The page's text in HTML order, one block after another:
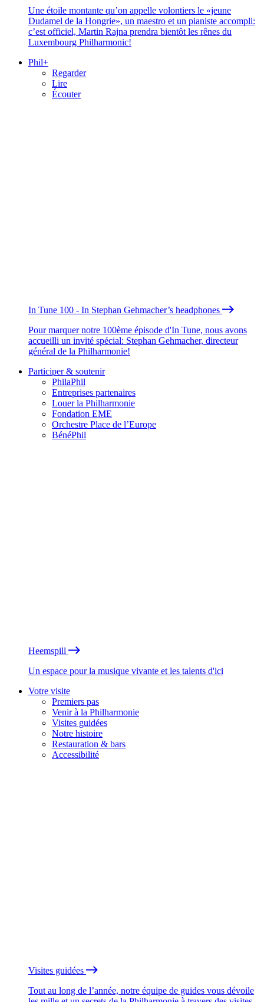
Une étoile montante qu’on appelle volontiers le «jeune
Dudamel de la Hongrie», un maestro et un pianiste accompli:
c’est officiel, Martin Rajna prendra bientôt les rênes du
Luxembourg Philharmonic!
Phil+
Regarder
Lire
Écouter
In Tune 100 - In Stephan Gehmacher’s headphones
Pour marquer notre 100ème épisode d'In Tune, nous avons
accueilli un invité spécial: Stephan Gehmacher, directeur
général de la Philharmonie!
Participer & soutenir
PhilaPhil
Entreprises partenaires
Louer la Philharmonie
Fondation EME
Orchestre Place de l’Europe
BénéPhil
Heemspill
Un espace pour la musique vivante et les talents d'ici
Votre visite
Premiers pas
Venir à la Philharmonie
Visites guidées
Notre histoire
Restauration & bars
Accessibilité
Visites guidées
Tout au long de l’année, notre équipe de guides vous dévoile